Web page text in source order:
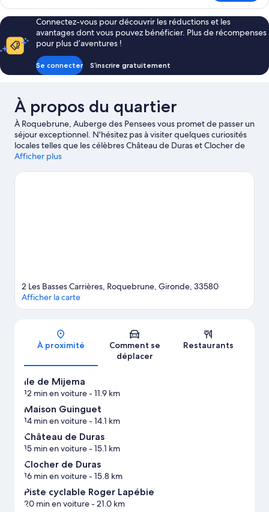
le
type
de
chambre
Chambre
Deluxe
Connectez-vous pour découvrir les réductions et les
avantages dont vous pouvez bénéficier. Plus de récompenses
pour plus d’aventures !
Se connecter S’inscrire gratuitement
À propos du quartier
À Roquebrune, Auberge des Pensees vous promet de passer un
séjour exceptionnel. N'hésitez pas à visiter quelques curiosités
locales telles que les célèbres Château de Duras et Clocher de
Duras, à moins que vous ne préfériez faire le plein d'aventures
points d'eau de la région vous invitent à vous détendre dans et
Afficher plus
Carte
2 Les Basses Carrières, Roquebrune, Gironde, 33580
Afficher la carte
À proximité
Comment se
déplacer
Restaurants
Île de Mijema
12 min en voiture- 11.9 km
Maison Guinguet
14 min en voiture- 14.1 km
Château de Duras
15 min en voiture- 15.1 km
Clocher de Duras
16 min en voiture- 15.8 km
Piste cyclable Roger Lapébie
20 min en voiture- 21.0 km